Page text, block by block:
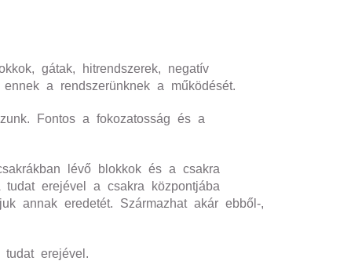
gátak, hitrendszerek, negatív
a rendszerünknek a működését.
Fontos a fokozatosság és a
lévő blokkok és a csakra
erejével a csakra központjába
annak eredetét. Származhat akár ebből-,
erejével.